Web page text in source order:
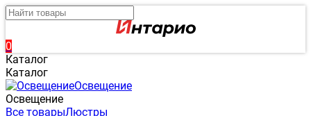
0
Каталог
Каталог
Освещение
Освещение
Все товарыЛюстры